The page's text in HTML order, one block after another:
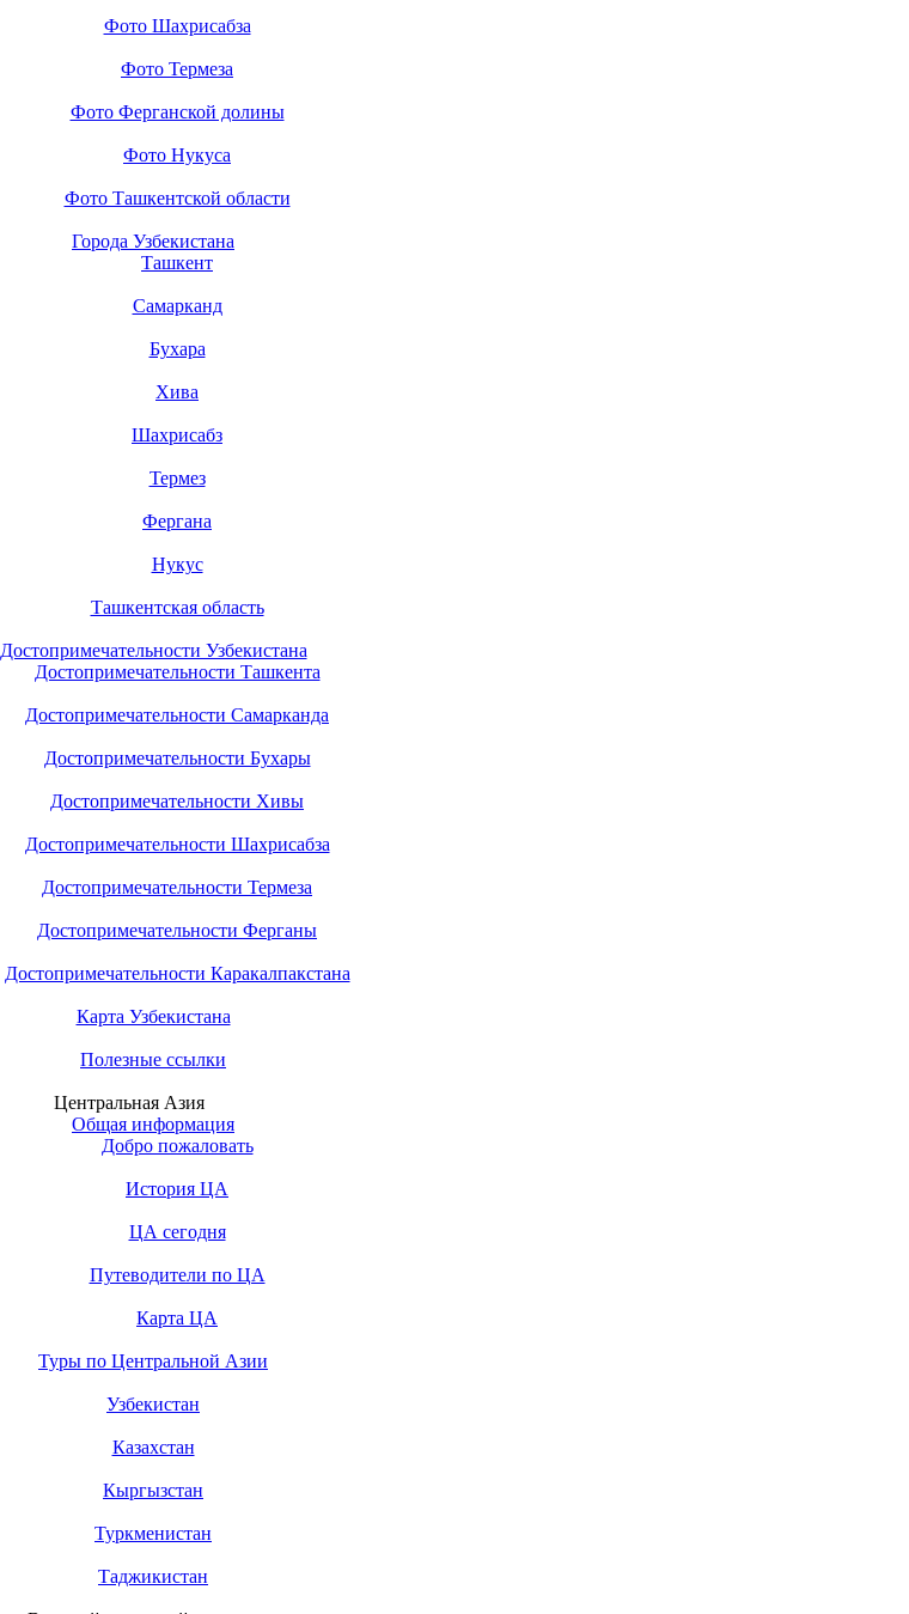
Фото Шахрисабза
Фото Термеза
Фото Ферганской долины
Фото Нукуса
Фото Ташкентской области
Города Узбекистана
Ташкент
Самарканд
Бухара
Хива
Шахрисабз
Термез
Фергана
Нукус
Ташкентская область
Достопримечательности Узбекистана
Достопримечательности Ташкента
Достопримечательности Самарканда
Достопримечательности Бухары
Достопримечательности Хивы
Достопримечательности Шахрисабза
Достопримечательности Термеза
Достопримечательности Ферганы
Достопримечательности Каракалпакстана
Карта Узбекистана
Полезные ссылки
Центральная Азия
Общая информация
Добро пожаловать
История ЦА
ЦА сегодня
Путеводители по ЦА
Карта ЦА
Туры по Центральной Азии
Узбекистан
Казахстан
Кыргызстан
Туркменистан
Таджикистан